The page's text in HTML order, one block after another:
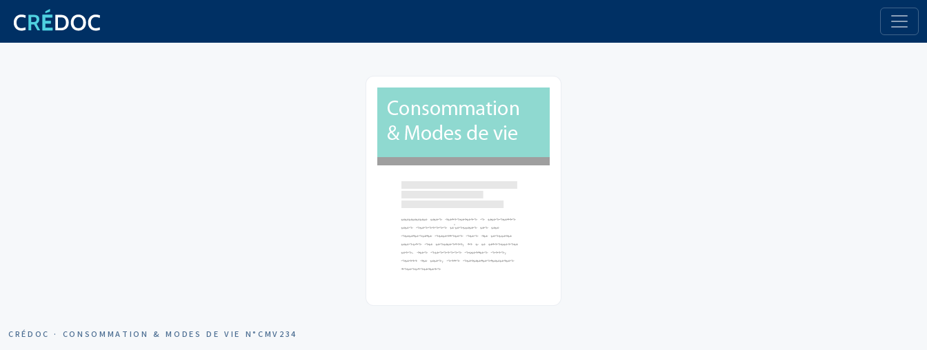
CRÉDOC · CONSOMMATION & MODES DE VIE N°CMV234